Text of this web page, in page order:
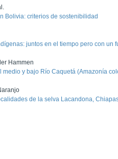
Bolivia: criterios de sostenibilidad
juntos en el tiempo pero con un
Hammen
y bajo Río Caquetá (Amazonía
de la selva Lacandona,